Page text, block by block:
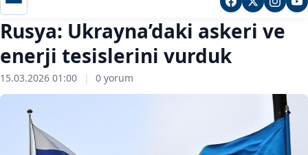
Rusya: Ukrayna’daki askeri ve
enerji tesislerini vurduk
15.03.2026 01:00 | 0 yorum